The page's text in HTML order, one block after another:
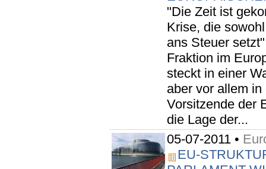
"Die Zeit ist
Krise, die
ans Steuer
Fraktion im
steckt in einer
aber vor allem
Vorsitzende der
die Lage der...
05-07-2011 •
EU-